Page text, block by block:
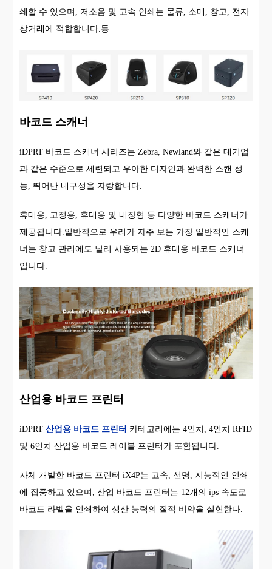
쇄할 수 있으며, 저소음 및 고속 인쇄는 물류, 소매, 창고, 전자
상거래에 적합합니다.등
바코드 스캐너
iDPRT 바코드 스캐너 시리즈는 Zebra, Newland와 같은 대기업
과 같은 수준으로 세련되고 우아한 디자인과 완벽한 스캔 성
능, 뛰어난 내구성을 자랑합니다.
휴대용, 고정용, 휴대용 및 내장형 등 다양한 바코드 스캐너가
제공됩니다.일반적으로 우리가 자주 보는 가장 일반적인 스캐
너는 창고 관리에도 널리 사용되는 2D 휴대용 바코드 스캐너
입니다.
산업용 바코드 프린터
iDPRT산업용 바코드 프린터 카테고리에는 4인치, 4인치 RFID
및 6인치 산업용 바코드 레이블 프린터가 포함됩니다.
자체 개발한 바코드 프린터 iX4P는 고속, 선명, 지능적인 인쇄
에 집중하고 있으며, 산업 바코드 프린터는 12개의 ips 속도로
바코드 라벨을 인쇄하여 생산 능력의 질적 비약을 실현한다.